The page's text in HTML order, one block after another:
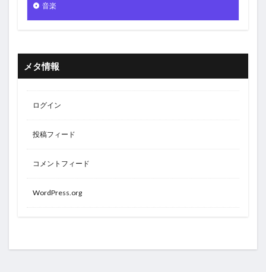
音楽
メタ情報
ログイン
投稿フィード
コメントフィード
WordPress.org